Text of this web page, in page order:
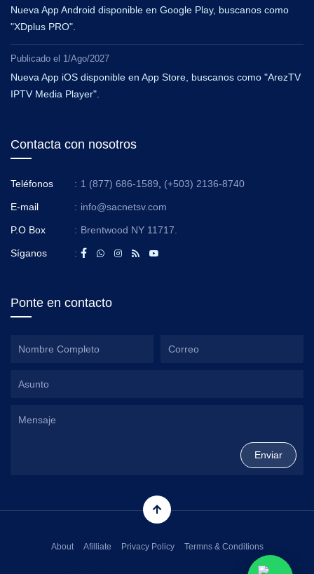
Nueva App Android disponible en Google Play, buscanos como
"XDplus PRO".
Publicado el 1/Ago/2027
Nueva App iOS disponible en App Store, buscanos como "ArezTV
IPTV Media Player".
Contacta con nosotros
Teléfonos : 1 (877) 686-1589 (+503) 2136-8740
E-mail : info@sacnetsv.com
P.O Box : Brentwood NY 11717.
Síganos :
Ponte en contacto
About Afilliate Privacy Policy Termns & Conditions